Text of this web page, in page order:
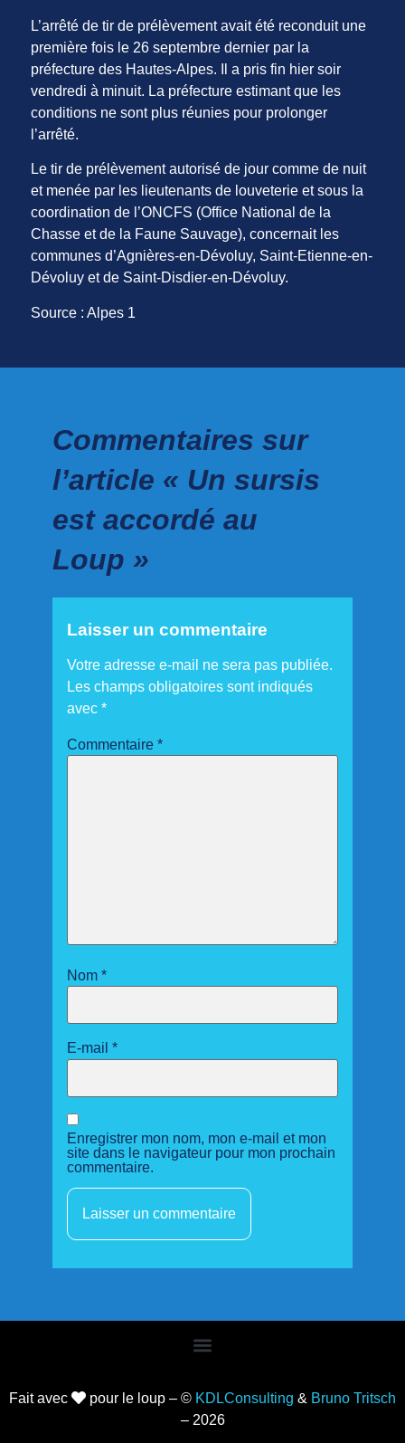
L’arrêté de tir de prélèvement avait été reconduit une
première fois le 26 septembre dernier par la
préfecture des Hautes-Alpes. Il a pris fin hier soir
vendredi à minuit. La préfecture estimant que les
conditions ne sont plus réunies pour prolonger
l’arrêté.
Le tir de prélèvement autorisé de jour comme de nuit
et menée par les lieutenants de louveterie et sous la
coordination de l’ONCFS (Office National de la
Chasse et de la Faune Sauvage), concernait les
communes d’Agnières-en-Dévoluy, Saint-Etienne-en-
Dévoluy et de Saint-Disdier-en-Dévoluy.
Source : Alpes 1
Commentaires sur
l’article « Un sursis
est accordé au
Loup »
Laisser un commentaire
Votre adresse e-mail ne sera pas publiée.
Les champs obligatoires sont indiqués
avec *
Commentaire *
Nom *
E-mail *
Enregistrer mon nom, mon e-mail et mon
site dans le navigateur pour mon prochain
commentaire.
Fait avec pour le loup – © KDLConsulting & Bruno Tritsch
– 2026